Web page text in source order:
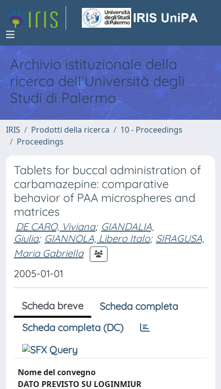
Archivio istituzionale della
ricerca dell'Università degli
Studi di Palermo
IRIS Prodotti della ricerca
10 - Proceedings
Proceedings
Tablets for buccal administration of
carbamazepine: comparative
behavior of PAA microspheres and
matrices
DE CARO, Viviana; GIANDALIA,
Giulia; GIANNOLA, Libero Italo; SIRAGUSA,
Maria Gabriella
2005-01-01
Scheda breve
Scheda completa
Scheda completa (DC)
Nome del convegno
DATO PREVISTO SU LOGINMIUR